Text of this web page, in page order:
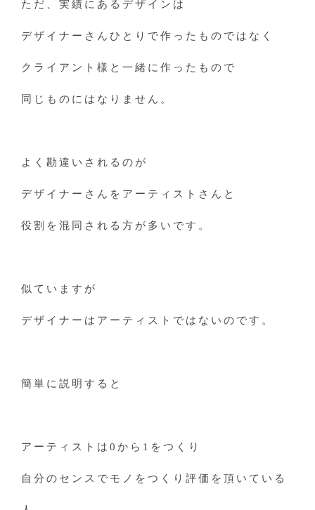
ただ、実績にあるデザインは
デザイナーさんひとりで作ったものではなく
クライアント様と一緒に作ったもので
同じものにはなりません。
よく勘違いされるのが
デザイナーさんをアーティストさんと
役割を混同される方が多いです。
似ていますが
デザイナーはアーティストではないのです。
簡単に説明すると
アーティストは0から1をつくり
自分のセンスでモノをつくり評価を頂いている